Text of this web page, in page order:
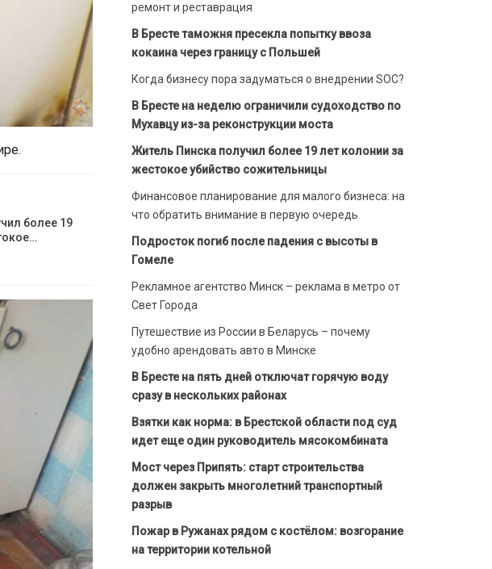
более 19
ремонт и реставрация
В Бресте таможня пресекла попытку ввоза
кокаина через границу с Польшей
Когда бизнесу пора задуматься о внедрении SOC?
В Бресте на неделю ограничили судоходство по
Мухавцу из-за реконструкции моста
Житель Пинска получил более 19 лет колонии за
жестокое убийство сожительницы
Финансовое планирование для малого бизнеса: на
что обратить внимание в первую очередь
Подросток погиб после падения с высоты в
Гомеле
Рекламное агентство Минск – реклама в метро от
Свет Города
Путешествие из России в Беларусь – почему
удобно арендовать авто в Минске
В Бресте на пять дней отключат горячую воду
сразу в нескольких районах
Взятки как норма: в Брестской области под суд
идет еще один руководитель мясокомбината
Мост через Припять: старт строительства
должен закрыть многолетний транспортный
разрыв
Пожар в Ружанах рядом с костёлом: возгорание
на территории котельной